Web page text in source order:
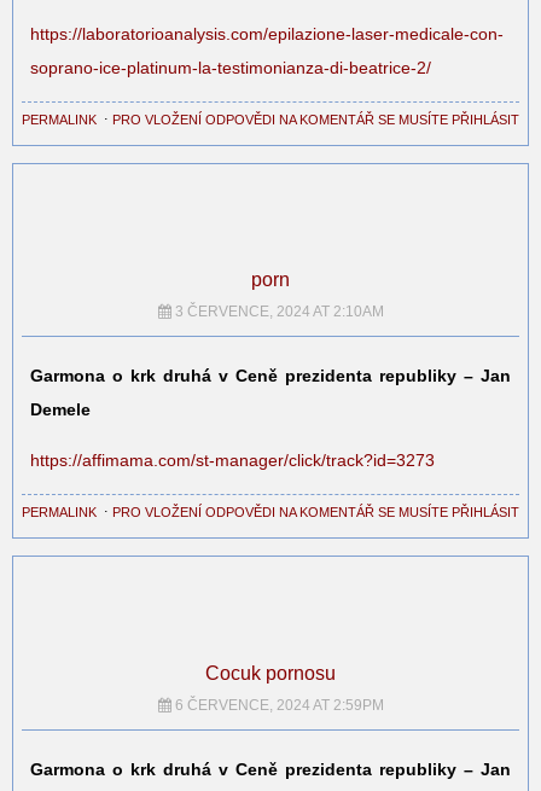
https://laboratorioanalysis.com/epilazione-laser-medicale-con-
soprano-ice-platinum-la-testimonianza-di-beatrice-2/
PERMALINK ⋅ PRO VLOŽENÍ ODPOVĚDI NA KOMENTÁŘ SE MUSÍTE PŘIHLÁSIT
porn
3 ČERVENCE, 2024 AT 2:10AM
Garmona o krk druhá v Ceně prezidenta republiky – Jan
Demele
https://affimama.com/st-manager/click/track?id=3273
PERMALINK ⋅ PRO VLOŽENÍ ODPOVĚDI NA KOMENTÁŘ SE MUSÍTE PŘIHLÁSIT
Cocuk pornosu
6 ČERVENCE, 2024 AT 2:59PM
Garmona o krk druhá v Ceně prezidenta republiky – Jan